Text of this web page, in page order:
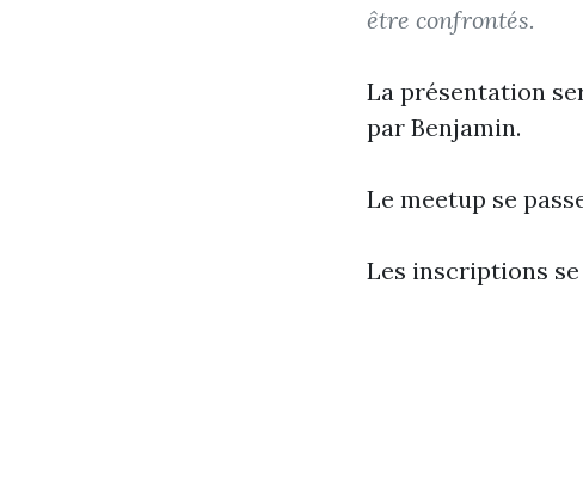
être confrontés.
La présentation
par Benjamin.
Le meetup se
Les inscriptions